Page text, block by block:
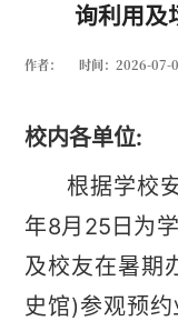
询利用及
作者： 时间：2026-07-
校内各单位:
根据学校
年8月25日为
及校友在暑期
史馆)参观预